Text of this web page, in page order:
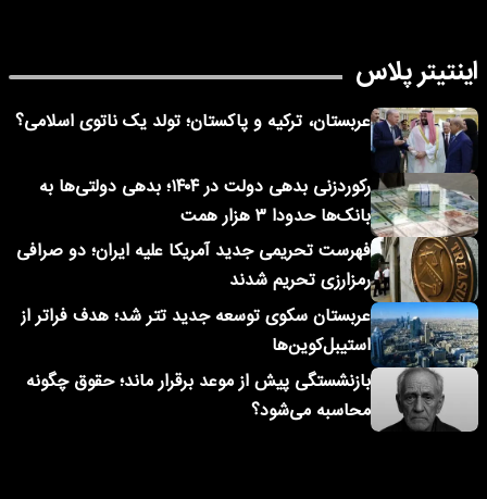
اینتیتر پلاس
عربستان، ترکیه و پاکستان؛ تولد یک ناتوی اسلامی؟
رکوردزنی بدهی دولت در ۱۴۰۴؛ بدهی دولتی‌ها به
بانک‌ها حدودا ۳ هزار همت
فهرست تحریمی جدید آمریکا علیه ایران؛ دو صرافی
رمزارزی تحریم شدند
عربستان سکوی توسعه جدید تتر شد؛ هدف فراتر از
استیبل‌کوین‌ها
بازنشستگی پیش از موعد برقرار ماند؛ حقوق چگونه
محاسبه می‌شود؟